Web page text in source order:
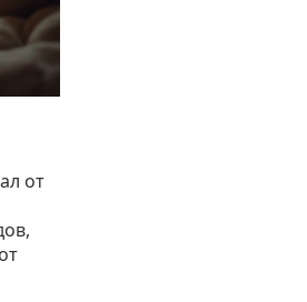
от